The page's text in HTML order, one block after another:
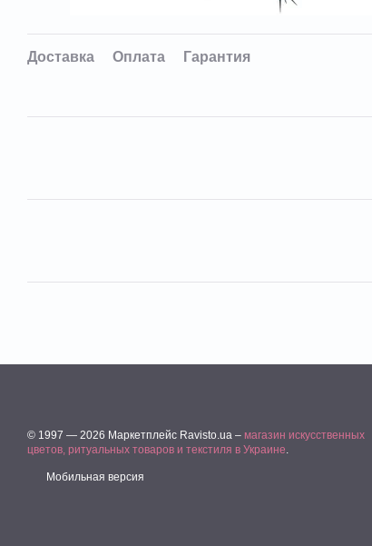
Доставка Оплата Гарантия
© 1997 — 2026 Маркетплейс Ravisto.ua – магазин искусственных
цветов, ритуальных товаров и текстиля в Украине.
Мобильная версия